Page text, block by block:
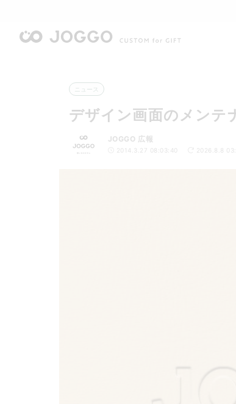
ニュース
デザイン画面のメンテ
JOGGO 広報
2014.3.27 08:03:40 2026.8.8